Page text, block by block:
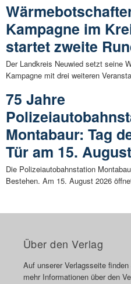
Kampagne im
startet zweite
Der Landkreis Neuwied setzt seine
Kampagne mit drei weiteren
75 Jahre
Montabaur: Tag
Tür am 15. August
Die Polizeiautobahnstation
Bestehen. Am 15. August 2026
Über den Verlag
Auf unserer Verlagsseite finden
mehr Informationen über den